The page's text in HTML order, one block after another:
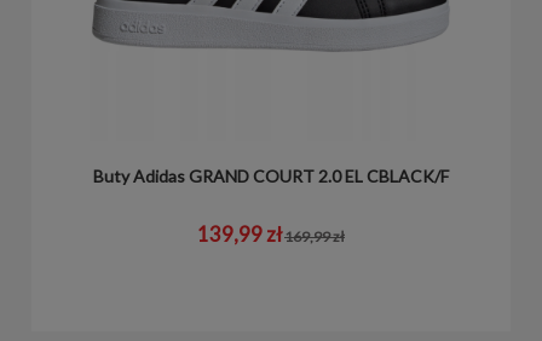
Buty Adidas GRAND COURT 2.0 EL CBLACK/F
139,99 zł169,99 zł